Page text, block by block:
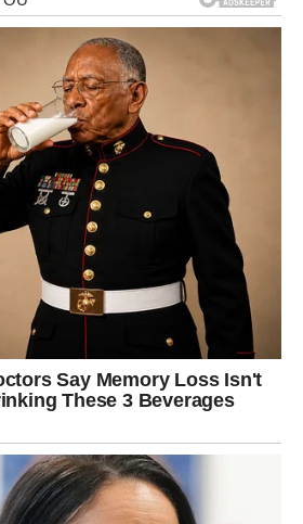
neočekivane promjene i mnogo
mogli bi potpuno promijeniti vaš
biti isto
puni uzbuđenja, novih ljudi i velikih
sretnicima do kraja 2026.
razočaranja dolazi period tokom